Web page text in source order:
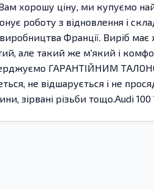
хорошу ціну, ми купуємо
роботу з відновлення і
Франції. Виріб має
але такий же м'який і
ГАРАНТІЙНИМ
не відшарується і не
різьби тощо.Audi 100